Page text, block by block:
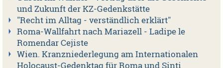
und Zukunft der KZ-Gedenkstätte
"Recht im Alltag - verständlich erklärt"
Roma-Wallfahrt nach Mariazell - Ladipe le
Romendar Cejiste
Wien. Kranzniederlegung am Internationalen
Holocaust-Gedenktag für Roma und Sinti